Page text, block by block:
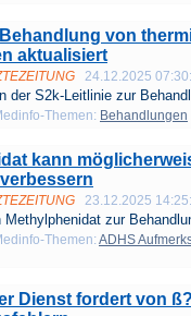
von
aktualisiert
24.12.2025
der S2k-Leitlinie zur
Themen: Behandlungen
kann
23.12.2025
Methylphenidat zur
Themen: ADHS
Dienst fordert von